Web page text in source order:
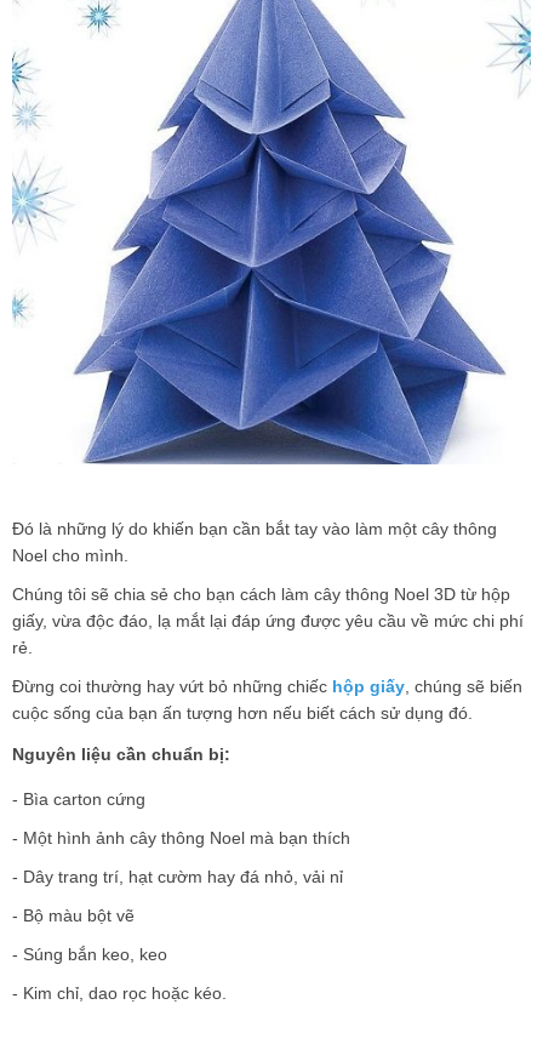
Đó là những lý do khiến bạn cần bắt tay vào làm một cây thông
Noel cho mình.
Chúng tôi sẽ chia sẻ cho bạn cách làm cây thông Noel 3D từ hộp
giấy, vừa độc đáo, lạ mắt lại đáp ứng được yêu cầu về mức chi phí
rẻ.
Đừng coi thường hay vứt bỏ những chiếc hộp giấy , chúng sẽ biến
cuộc sống của bạn ấn tượng hơn nếu biết cách sử dụng đó.
Nguyên liệu cần chuẩn bị:
- Bìa carton cứng
- Một hình ảnh cây thông Noel mà bạn thích
- Dây trang trí, hạt cườm hay đá nhỏ, vải nỉ
- Bộ màu bột vẽ
- Súng bắn keo, keo
- Kim chỉ, dao rọc hoặc kéo.